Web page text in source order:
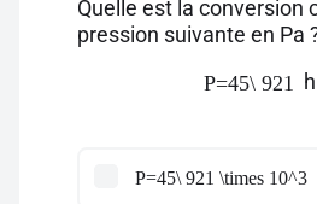
Pour profiter de 10
Quelle est la conversion
pression suivante en Pa
P=45\ 921
P=45\ 921 \times 10^3